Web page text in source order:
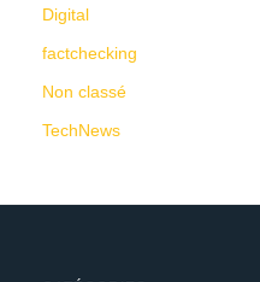
Digital
factchecking
Non classé
TechNews